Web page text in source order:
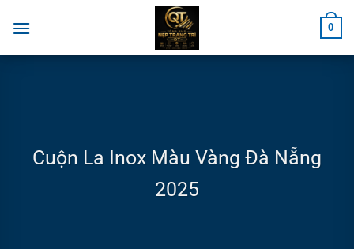
đến
0
Cuộn La Inox Màu Vàng Đà Nẵng
2025